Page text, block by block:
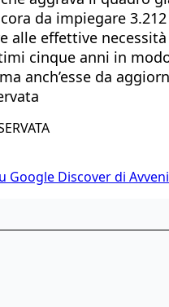
da impiegare
alle effettive
cinque anni in
anch’esse da
Google Discover di